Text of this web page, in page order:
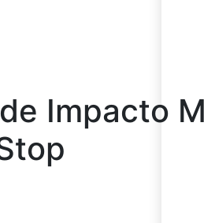
Impacto